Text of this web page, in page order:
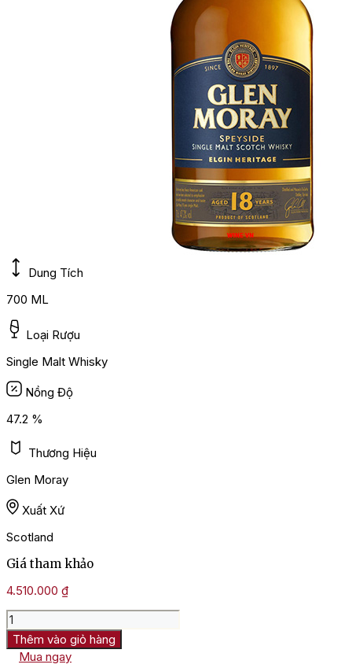
Dung Tích
700 ML
Loại Rượu
Single Malt Whisky
Nồng Độ
47.2 %
Thương Hiệu
Glen Moray
Xuất Xứ
Scotland
Giá tham khảo
4.510.000 ₫
Rượu
Glen
Moray
Thêm vào giỏ hàng
Mua ngay